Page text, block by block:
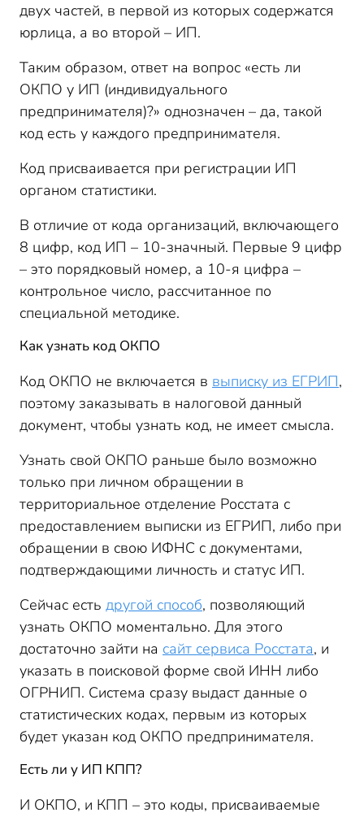
двух частей, в первой из которых содержатся
юрлица, а во второй – ИП.
Таким образом, ответ на вопрос «есть ли
ОКПО у ИП (индивидуального
предпринимателя)?» однозначен – да, такой
код есть у каждого предпринимателя.
Код присваивается при регистрации ИП
органом статистики.
В отличие от кода организаций, включающего
8 цифр, код ИП – 10-значный. Первые 9 цифр
– это порядковый номер, а 10-я цифра –
контрольное число, рассчитанное по
специальной методике.
Как узнать код ОКПО
Код ОКПО не включается в выписку из ЕГРИП,
поэтому заказывать в налоговой данный
документ, чтобы узнать код, не имеет смысла.
Узнать свой ОКПО раньше было возможно
только при личном обращении в
территориальное отделение Росстата с
предоставлением выписки из ЕГРИП, либо при
обращении в свою ИФНС с документами,
подтверждающими личность и статус ИП.
Сейчас есть другой способ, позволяющий
узнать ОКПО моментально. Для этого
достаточно зайти на сайт сервиса Росстата, и
указать в поисковой форме свой ИНН либо
ОГРНИП. Система сразу выдаст данные о
статистических кодах, первым из которых
будет указан код ОКПО предпринимателя.
Есть ли у ИП КПП?
И ОКПО, и КПП – это коды, присваиваемые